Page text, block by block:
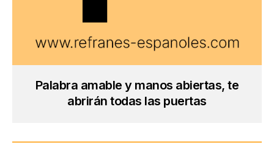
Palabra amable y manos abiertas, te
abrirán todas las puertas